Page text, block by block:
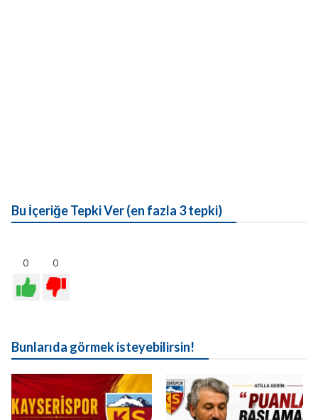
Bu İçeriğe Tepki Ver (en fazla 3 tepki)
0 0
Bunlarıda görmek isteyebilirsin!